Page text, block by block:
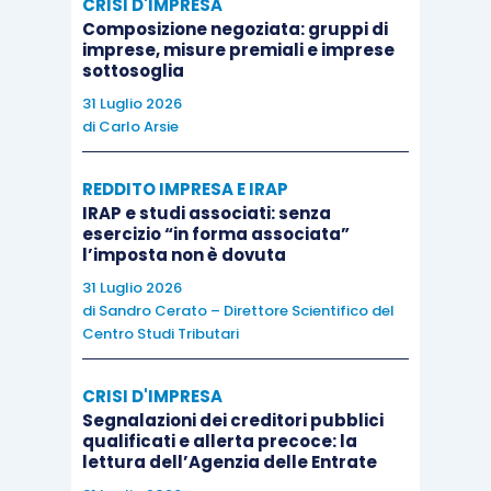
rallentamento dell’indice di
sorpresa sulla crescita
economica (cfr. fig. 4),
segnalano che è ragionevole
attendersi una moderazione
in T2 2018, specialmente nei
paesi emergenti asiatici, su
cui peseranno
maggiormente le incertezze
relative alle politiche
protezionistiche
statunitensi.
Contestualmente,le
condizioni finanziarie dei
principali ME restano
CRISI D'IMPRESA
Composizione negoziata: gruppi di
imprese, misure premiali e imprese
sottosoglia
31 Luglio 2026
di Carlo Arsie
REDDITO IMPRESA E IRAP
IRAP e studi associati: senza
esercizio “in forma associata”
l’imposta non è dovuta
31 Luglio 2026
di Sandro Cerato – Direttore Scientifico del
Centro Studi Tributari
CRISI D'IMPRESA
Segnalazioni dei creditori pubblici
qualificati e allerta precoce: la
lettura dell’Agenzia delle Entrate